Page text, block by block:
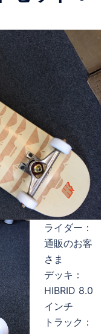
ライダー：
通販のお客
さま
デッキ：
HIBRID 8.0
インチ
トラック：